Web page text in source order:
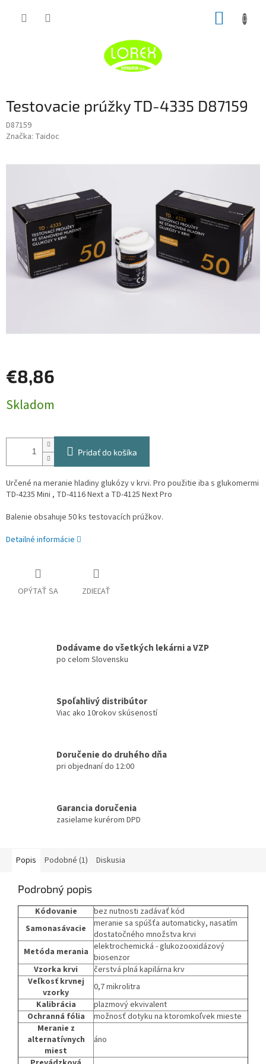
Testovacie prúžky TD-4335 D87159
D87159
Značka: Taidoc
€8,86
cena:
Skladom
Pridať do košíka
Určené na meranie hladiny glukózy v krvi. Pro použitie iba s glukomermi
TD-4235 Mini , TD-4116 Next a TD-4125 Next Pro
Balenie obsahuje 50 ks testovacích prúžkov.
Detailné informácie
OPÝTAŤ SA ZDIEĽAŤ
Dodávame do všetkých lekárni a VZP
po celom Slovensku
Spoľahlivý distribútor
Viac ako 10rokov skúseností
Doručenie do druhého dňa
pri objednaní do 12:00
Garancia doručenia
zasielame kurérom DPD
Popis Podobné (1) Diskusia
Podrobný popis
Kódovanie
bez nutnosti zadávať kód
Samonasávacie
meranie sa spúšťa automaticky, nasatím
dostatočného množstva krvi
Metóda merania elektrochemická - glukozooxidázový
biosenzor
Vzorka krvi
čerstvá plná kapilárna krv
Veľkosť krvnej
vzorky
0,7 mikrolitra
Kalibrácia
plazmový ekvivalent
Ochranná fólia
možnosť dotyku na ktoromkoľvek mieste
Meranie z
alternatívnych
miest
áno